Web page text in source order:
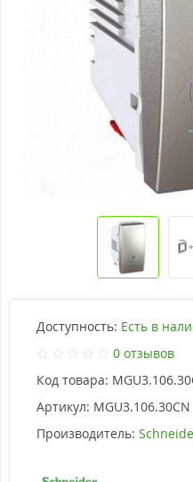
Доступность: Есть в
0 отзывов
Код товара:
Артикул: MGU3.106.30CN
Производитель: